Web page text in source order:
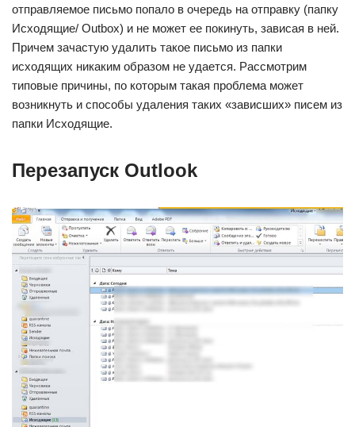
отправляемое письмо попало в очередь на отправку (папку
Исходящие/ Outbox) и не может ее покинуть, зависая в ней.
Причем зачастую удалить такое письмо из папки
исходящих никаким образом не удается. Рассмотрим
типовые причины, по которым такая проблема может
возникнуть и способы удаления таких «зависших» писем из
папки Исходящие.
Перезапуск Outlook